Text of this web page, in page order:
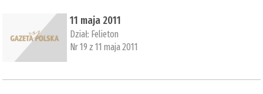
11 maja 2011
Dział: Felieton
Nr 19 z 11 maja 2011